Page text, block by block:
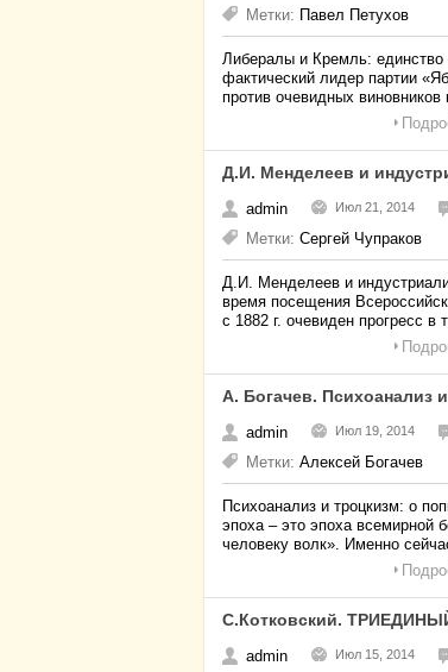
Метки: Павел Петухов
Либералы и Кремль: единство
фактический лидер партии
против очевидных
Д.И. Менделеев и
admin Июл 21, 2014
Метки: Сергей Чупраков
Д.И. Менделеев и
время посещения
с 1882 г. очевиден прогресс в
А. Богачев. Психоанализ
admin Июл 19, 2014
Метки: Алексей Богачев
Психоанализ и троцкизм: о
эпоха – это эпоха всемирной
человеку волк». Именно
С.Котковский.
admin Июл 15, 2014